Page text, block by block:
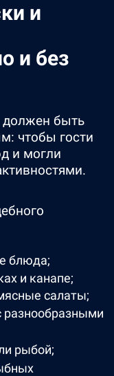
и
и без
должен быть
чтобы гости
и могли
блюда;
и канапе;
салаты;
разнообразными
рыбой;